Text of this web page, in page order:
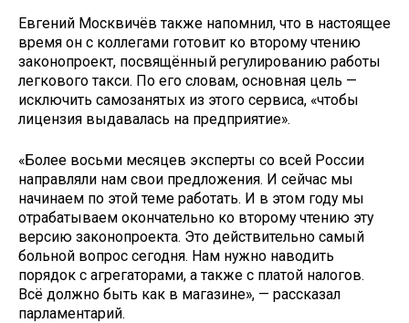
Евгений Москвичёв также напомнил, что в настоящее
время он с коллегами готовит ко второму чтению
законопроект, посвящённый регулированию работы
легкового такси. По его словам, основная цель —
исключить самозанятых из этого сервиса, «чтобы
лицензия выдавалась на предприятие».
«Более восьми месяцев эксперты со всей России
направляли нам свои предложения. И сейчас мы
начинаем по этой теме работать. И в этом году мы
отрабатываем окончательно ко второму чтению эту
версию законопроекта. Это действительно самый
больной вопрос сегодня. Нам нужно наводить
порядок с агрегаторами, а также с платой налогов.
Всё должно быть как в магазине», — рассказал
парламентарий.